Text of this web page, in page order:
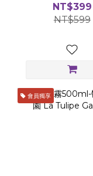
NT$399
NT$599
會員獨享